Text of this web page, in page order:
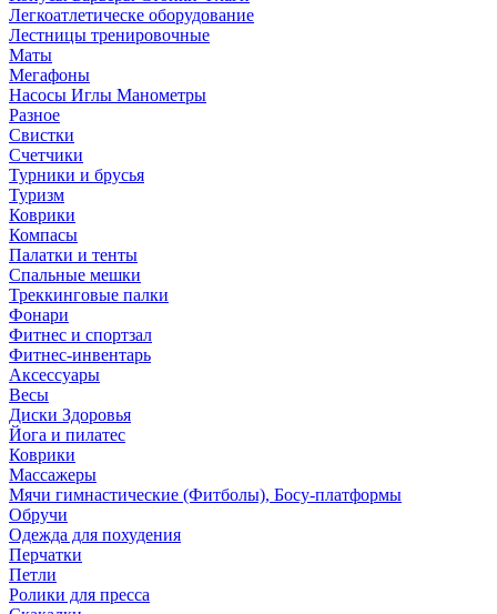
Легкоатлетическе оборудование
Лестницы тренировочные
Маты
Мегафоны
Насосы Иглы Манометры
Разное
Свистки
Счетчики
Турники и брусья
Туризм
Коврики
Компасы
Палатки и тенты
Спальные мешки
Треккинговые палки
Фонари
Фитнес и спортзал
Фитнес-инвентарь
Аксессуары
Весы
Диски Здоровья
Йога и пилатес
Коврики
Массажеры
Мячи гимнастические (Фитболы), Босу-платформы
Обручи
Одежда для похудения
Перчатки
Петли
Ролики для пресса